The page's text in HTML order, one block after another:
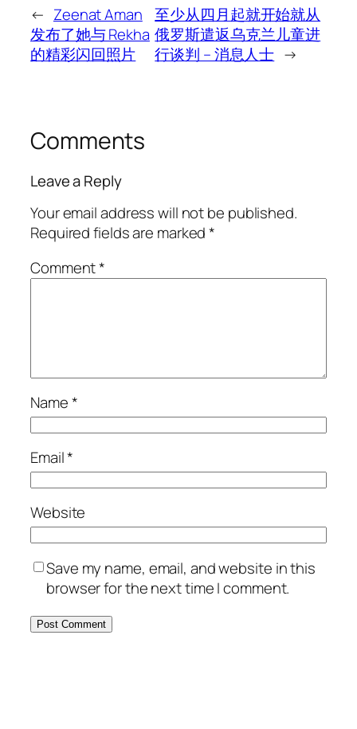
← Zeenat Aman
发布了她与 Rekha
的精彩闪回照片
至少从四月起就开始就从
俄罗斯遣返乌克兰儿童进
行谈判 – 消息人士 →
Comments
Leave a Reply
Your email address will not be published.
Required fields are marked*
Comment*
Name*
Email*
Website
Save my name, email, and website in this
browser for the next time I comment.